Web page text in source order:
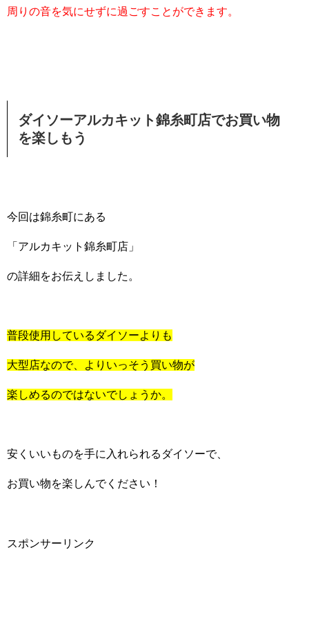
周りの音を気にせずに過ごすことができます。
ダイソーアルカキット錦糸町店でお買い物
を楽しもう
今回は錦糸町にある
「アルカキット錦糸町店」
の詳細をお伝えしました。
普段使用しているダイソーよりも
大型店なので、よりいっそう買い物が
楽しめるのではないでしょうか。
安くいいものを手に入れられるダイソーで、
お買い物を楽しんでください！
スポンサーリンク